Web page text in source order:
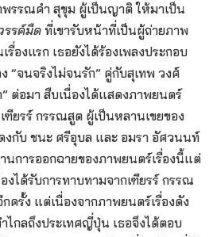
พรรณคำ สุขุม ผู้เป็นญาติ ให้มาเป็น
รรค์มืดที่เขารับหน้าที่เป็นผู้ถ่ายภาพ
รื่องแรก เธอยังได้ร้องเพลงประกอบ
“จนจริงไม่จนรัก” คู่กับสุเทพ วงศ์
ต่อมา สืบเนื่องได้แสดงภาพยนตร์
ฑียรร์ กรรณสูต ผู้เป็นหลานเขยของ
งกับ ชนะ ศรีอุบล และ อมรา อัศวนนท์
นการออกฉายของภาพยนตร์เรื่องนี้แต่
งได้รับการทาบทามจากเฑียรร์ กรรณ
รั้ง แต่เนื่องจากภาพยนตร์เรื่องดัง
ไกลถึงประเทศญี่ปุ่น เธอจึงได้ตอบ